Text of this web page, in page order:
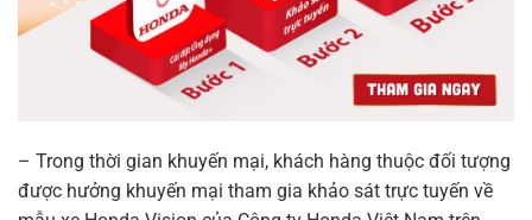
– Trong thời gian khuyến mại, khách hàng thuộc đối tượng
được hưởng khuyến mại tham gia khảo sát trực tuyến về